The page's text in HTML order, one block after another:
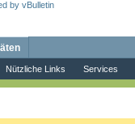
Nützliche Links Services